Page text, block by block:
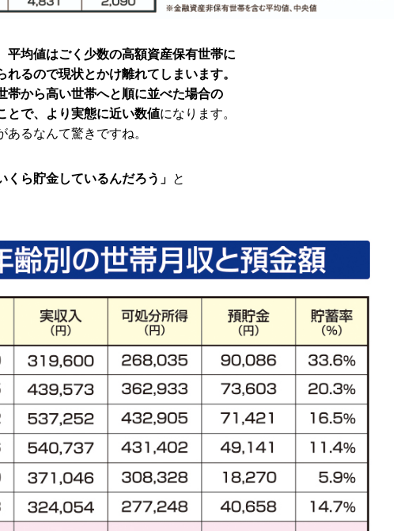
平均値はごく少数の高額資産保有世帯に
れるので現状とかけ離れてしまいます。
帯から高い世帯へと順に並べた場合の
とで、より実態に近い数値になります。
るなんて驚きですね。
くら貯金しているんだろう」 と